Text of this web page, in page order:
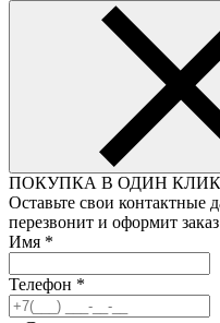
ПОКУПКА В ОДИН КЛИК
Оставьте свои
перезвонит и оформит заказ
Имя *
Телефон *